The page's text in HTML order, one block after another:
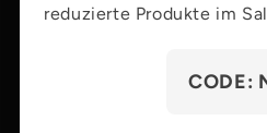
reduzierte Produkte im
CODE: